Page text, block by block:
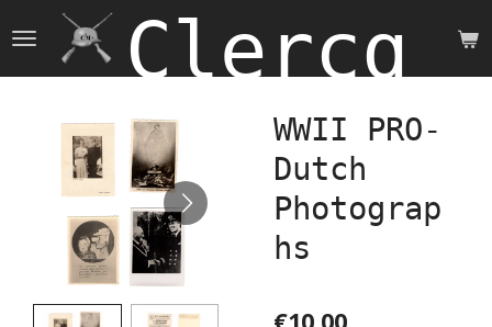
to
main
Clercq
WWII PRO-
Dutch
Photograp
hs
€10.00